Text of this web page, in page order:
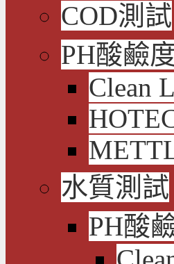
COD測試
PH酸鹼
Clean
水質測試
PH酸